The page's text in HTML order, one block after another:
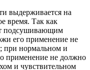
выдерживается на
время. Так как
подсушивающим
его применение не
при нормальном и
применение не должно
и чувствительном